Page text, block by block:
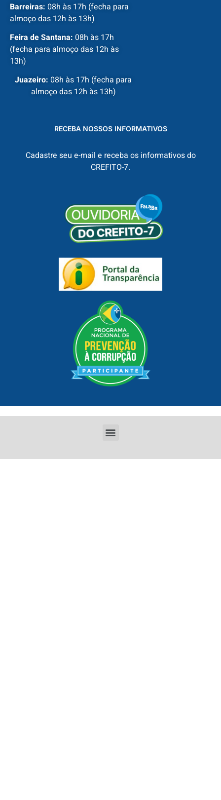
Barreiras: 08h às 17h (fecha para
almoço das 12h às 13h)
Feira de Santana: 08h às 17h
(fecha para almoço das 12h às
13h)
Juazeiro: 08h às 17h (fecha para
almoço das 12h às 13h)
RECEBA NOSSOS INFORMATIVOS
Cadastre seu e-mail e receba os informativos do
CREFITO-7.